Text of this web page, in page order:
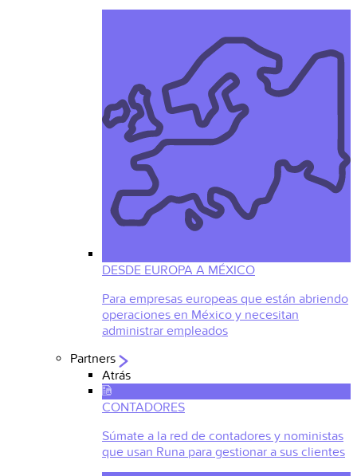
DESDE EUROPA A MÉXICO
Para empresas europeas que están abriendo
operaciones en México y necesitan
administrar empleados
Partners
Atrás
CONTADORES
Súmate a la red de contadores y noministas
que usan Runa para gestionar a sus clientes